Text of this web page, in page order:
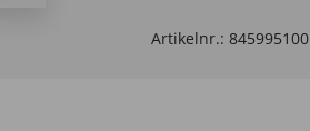
Artikelnr.: 845995100